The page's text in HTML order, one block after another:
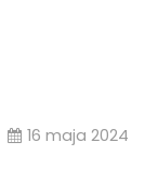
16 maja 2024